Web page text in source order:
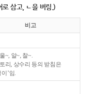
삼고, ㄴ을 버림.)
비고
~, 알~, 찰~.
리, 상수리 등의 받침은
이’임.